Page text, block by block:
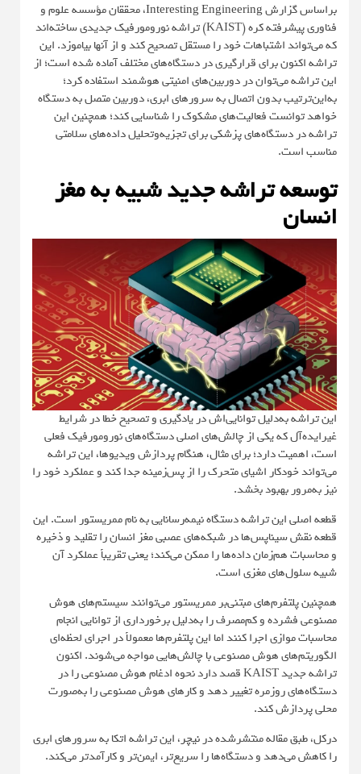
براساس گزارشInteresting Engineering، محققان مؤسسه علوم و
فناوری پیشرفته کره (KAIST) تراشه نورومورفیک جدیدی ساخته‌اند
که می‌تواند اشتباهات خود را مستقل تصحیح کند و از آنها بیاموزد. این
تراشه اکنون برای قرارگیری در دستگاه‌های مختلف آماده شده است؛ از
این تراشه می‌توان در دوربین‌های امنیتی هوشمند استفاده کرد؛
به‌این‌ترتیب بدون اتصال به سرورهای ابری، دوربین متصل به دستگاه
خواهد توانست فعالیت‌های مشکوک را شناسایی کند؛ همچنین این
تراشه در دستگاه‌های پزشکی برای تجزیه‌وتحلیل داده‌های سلامتی
مناسب است.
توسعه تراشه جدید شبیه به مغز
انسان
این تراشه به‌دلیل توانایی‌اش در یادگیری و تصحیح خطا در شرایط
غیرایده‌آل که یکی از چالش‌های اصلی دستگاه‌های نورومورفیک فعلی
است، اهمیت دارد؛ برای مثال، هنگام پردازش ویدیوها، این تراشه
می‌تواند خودکار اشیای متحرک را از پس‌زمینه جدا کند و عملکرد خود را
نیز به‌مرور بهبود بخشد.
قطعه اصلی این تراشه دستگاه نیمه‌رسانایی به نام ممریستور است. این
قطعه نقش سیناپس‌ها در شبکه‌های عصبی مغز انسان را تقلید و ذخیره
و محاسبات هم‌زمان داده‌ها را ممکن می‌کند؛ یعنی تقریباً عملکرد آن
شبیه سلول‌های مغزی است.
همچنین پلتفرم‌های مبتنی‌بر ممریستور می‌توانند سیستم‌های هوش
مصنوعی فشرده و کم‌مصرف را به‌دلیل برخورداری از توانایی انجام
محاسبات موازی اجرا کنند اما این پلتفرم‌ها معمولاً در اجرای لحظه‌ای
الگوریتم‌های هوش مصنوعی با چالش‌هایی مواجه می‌شوند. اکنون
تراشه جدید KAIST قصد دارد نحوه ادغام هوش مصنوعی را در
دستگاه‌های روزمره تغییر دهد و کارهای هوش مصنوعی را به‌صورت
محلی پردازش کند.
درکل، طبق مقاله منتشرشده درنیچر، این تراشه اتکا به سرورهای ابری
را کاهش می‌دهد و دستگاه‌ها را سریع‌تر، ایمن‌تر و کارآمدتر می‌کند.